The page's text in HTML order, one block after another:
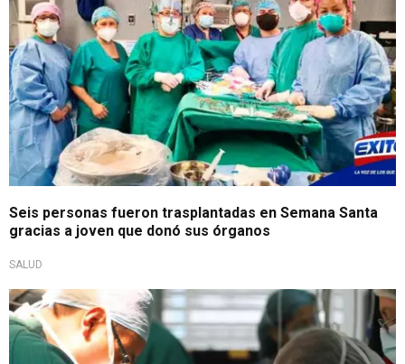
Seis personas fueron trasplantadas en Semana Santa
gracias a joven que donó sus órganos
SALUD